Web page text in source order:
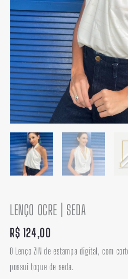
LENÇO OCRE | SEDA
R$ 124,00
O Lenço ZIN de estampa digital, com
possui toque de seda.